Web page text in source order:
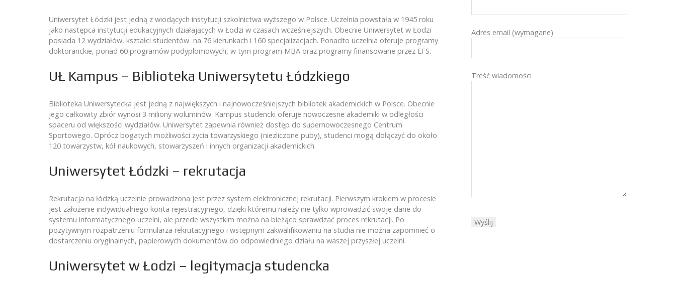
Uniwersytet Łódzki jest jedną z wiodących instytucji szkolnictwa wyższego w Polsce. Uczelnia powstała w 1945 roku
jako następca instytucji edukacyjnych działających w Łodzi w czasach wcześniejszych. Obecnie Uniwersytet w Łodzi
posiada 12 wydziałów, kształci studentów na 76 kierunkach i 160 specjalizacjach. Ponadto uczelnia oferuje programy
doktoranckie, ponad 60 programów podyplomowych, w tym program MBA oraz programy finansowane przez EFS.
UŁ Kampus – Biblioteka Uniwersytetu Łódzkiego
Biblioteka Uniwersytecka jest jedną z największych i najnowocześniejszych bibliotek akademickich w Polsce. Obecnie
jego całkowity zbiór wynosi 3 miliony woluminów. Kampus studencki oferuje nowoczesne akademiki w odległości
spaceru od większości wydziałów. Uniwersytet zapewnia również dostęp do supernowoczesnego Centrum
Sportowego. Oprócz bogatych możliwości życia towarzyskiego (niezliczone puby), studenci mogą dołączyć do około
120 towarzystw, kół naukowych, stowarzyszeń i innych organizacji akademickich.
Uniwersytet Łódzki – rekrutacja
Rekrutacja na łódzką uczelnie prowadzona jest przez system elektronicznej rekrutacji. Pierwszym krokiem w procesie
jest założenie indywidualnego konta rejestracyjnego, dzięki któremu należy nie tylko wprowadzić swoje dane do
systemu informatycznego uczelni, ale przede wszystkim można na bieżąco sprawdzać proces rekrutacji. Po
pozytywnym rozpatrzeniu formularza rekrutacyjnego i wstępnym zakwalifikowaniu na studia nie można zapomnieć o
dostarczeniu oryginalnych, papierowych dokumentów do odpowiedniego działu na waszej przyszłej uczelni.
Uniwersytet w Łodzi – legitymacja studencka
Adres email (wymagane)
Treść wiadomości